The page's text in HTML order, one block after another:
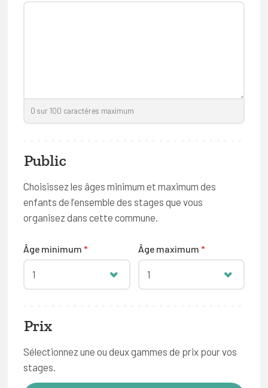
0 sur100 caractères maximum
Public
Choisissez les âges minimum et maximum des
enfants de l’ensemble des stages que vous
organisez dans cette commune.
Âge minimum *
1
Âge maximum *
1
Prix
Sélectionnez une ou deux gammes de prix pour vos
stages.